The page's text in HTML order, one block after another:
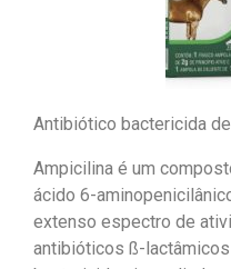
Antibiótico bactericida
Ampicilina é um
ácido 6-
extenso espectro de
antibióticos ß-